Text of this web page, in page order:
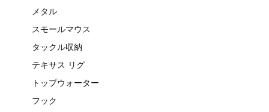
メタル
スモールマウス
タックル収納
テキサス リグ
トップウォーター
フック